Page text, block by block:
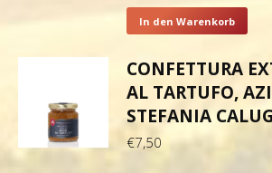
In den Warenkorb
CONFETTURA
AL TARTUFO,
STEFANIA
€7,50